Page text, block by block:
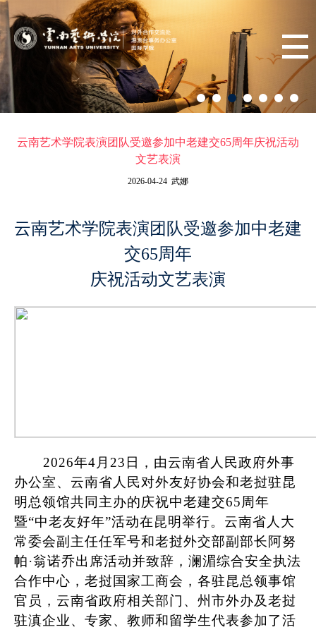
云南艺术学院表演团队受邀参加中老建交65周年庆祝活动
文艺表演
2026-04-24 武娜
云南艺术学院表演团队受邀参加中老建
交65周年
庆祝活动文艺表演
2026年4 月 23 日，由云南省人民政府外事
办公室、云南省人民对外友好协会和老挝驻昆
明总领馆共同主办的庆祝中老建交65周年
暨“中老友好年”活动在昆明举行。 云南省人大
常委会副主任任军号和老挝外交部副部长阿努
帕·翁诺乔出席活动并致辞，澜湄综合安全执法
合作中心，老挝国家工商会，各驻昆总领事馆
官员，云南省政府相关部门、州市外办及老挝
驻滇企业、专家、教师和留学生代表参加了活